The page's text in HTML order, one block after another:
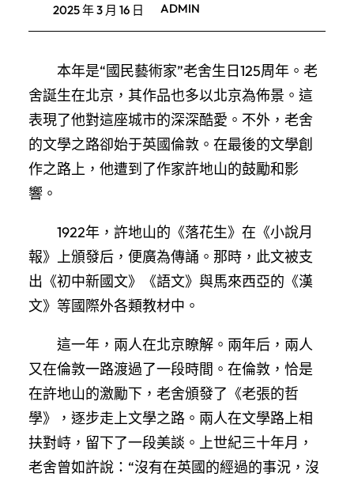
2025 年 3 月 16 日 ADMIN
本年是“國民藝術家”老舍生日125周年。老
舍誕生在北京，其作品也多以北京為佈景。這
表現了他對這座城市的深深酷愛。不外，老舍
的文學之路卻始于英國倫敦。在最後的文學創
作之路上，他遭到了作家許地山的鼓勵和影
響。
1922年，許地山的《落花生》在《小說月
報》上頒發后，便廣為傳誦。那時，此文被支
出《初中新國文》《語文》與馬來西亞的《漢
文》等國際外各類教材中。
這一年，兩人在北京瞭解。兩年后，兩人
又在倫敦一路渡過了一段時間。在倫敦，恰是
在許地山的激勵下，老舍頒發了《老張的哲
學》，逐步走上文學之路。兩人在文學路上相
扶對峙，留下了一段美談。上世紀三十年月，
老舍曾如許說：“沒有在英國的經過的事況，沒